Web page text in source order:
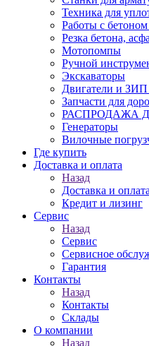
Техника для
Работы с
Резка бетона,
Мотопомпы
Ручной
Экскаваторы
Двигатели и ЗИП
Запчасти для
РАСПРОДАЖА
Генераторы
Вилочные
Где купить
Доставка и оплата
Назад
Доставка и оплата
Кредит и лизинг
Сервис
Назад
Сервис
Сервисное
Гарантия
Контакты
Назад
Контакты
Склады
О компании
Назад